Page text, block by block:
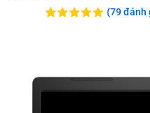
(79 đánh